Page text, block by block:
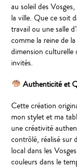
au soleil des
la ville. Que ce soit
travail ou une salle
comme la reine de
dimension culturelle
invités.
Authenticité et
Cette création
mon stylet et ma
une créativité
contrôlé, réalisé sur
local dans les
couleurs dans le